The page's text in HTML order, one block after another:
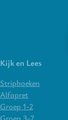
Kijk en Lees
Stripboeken
Alfapret
Groep 1-2
Groep 3-7